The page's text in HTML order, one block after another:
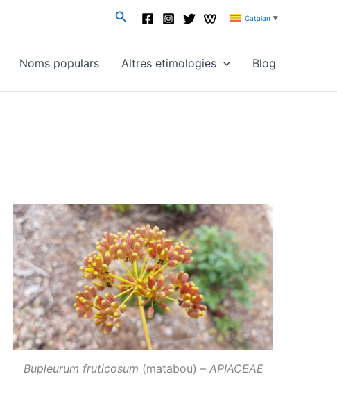
Cerca Catalan ▼
Noms populars Altres etimologies Blog
Bupleurum fruticosum (matabou) – APIACEAE